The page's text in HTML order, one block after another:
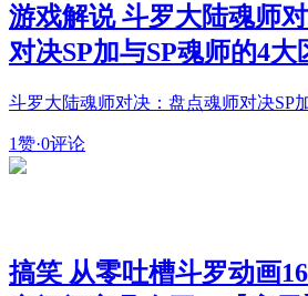
游戏解说 斗罗大陆魂师
对决SP加与SP魂师的4大
斗罗大陆魂师对决：盘点魂师对决SP
1赞·0评论
搞笑 从零吐槽斗罗动画